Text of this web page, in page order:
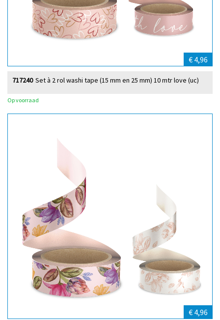
€ 4,96
Set à 2 rol washi tape (15 mm en 25 mm) 10 mtr love (uc)
717240
Op voorraad
€ 4,96